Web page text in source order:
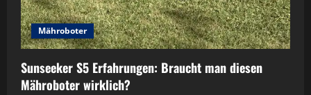
Mähroboter
Sunseeker S5 Erfahrungen: Braucht man diesen
Mähroboter wirklich?